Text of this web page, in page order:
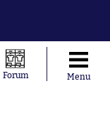
Forum Menu